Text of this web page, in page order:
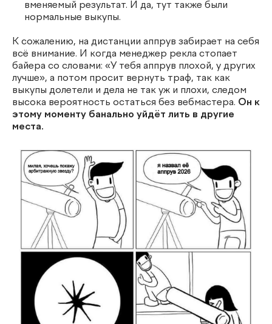
вменяемый результат. И да, тут также были
нормальные выкупы.
К сожалению, на дистанции аппрув забирает на себя
всё внимание. И когда менеджер рекла стопает
байера со словами: «У тебя аппрув плохой, у других
лучше», а потом просит вернуть траф, так как
выкупы долетели и дела не так уж и плохи, следом
высока вероятность остаться без вебмастера. Он к
этому моменту банально уйдёт лить в другие
места.